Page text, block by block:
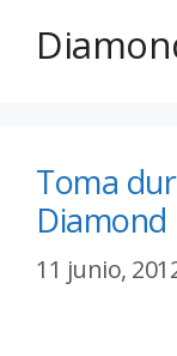
Toma
Diamond
11 junio,